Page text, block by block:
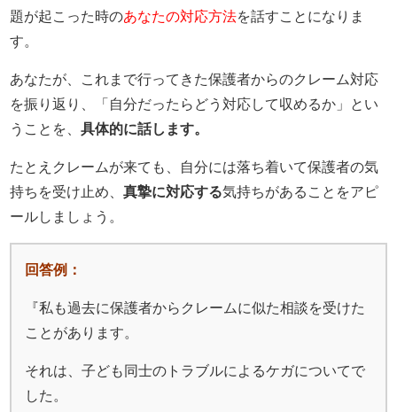
題が起こった時のあなたの対応方法を話すことになりま
す。
あなたが、これまで行ってきた保護者からのクレーム対応
を振り返り、「自分だったらどう対応して収めるか」とい
うことを、具体的に話します。
たとえクレームが来ても、自分には落ち着いて保護者の気
持ちを受け止め、真摯に対応する気持ちがあることをアピ
ールしましょう。
回答例：
『私も過去に保護者からクレームに似た相談を受けた
ことがあります。
それは、子ども同士のトラブルによるケガについてで
した。